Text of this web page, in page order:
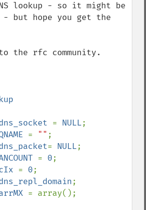
lookup - so it might be
- but hope you get the
the rfc community.
= NULL;
= "" ;
= NULL;
= 0;
= 0;
;
= array();